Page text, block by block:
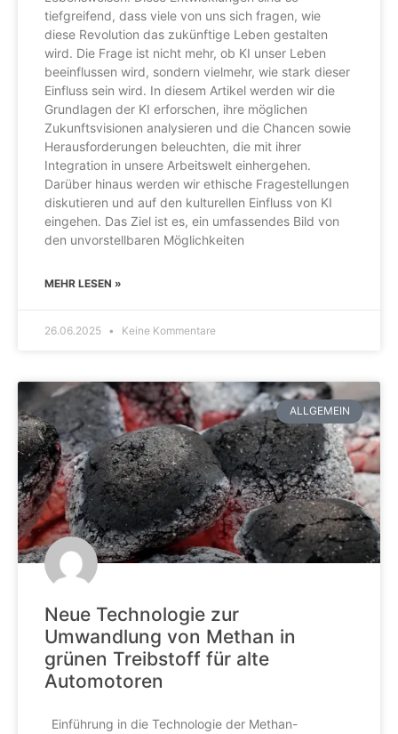
tiefgreifend, dass viele von uns sich fragen, wie
diese Revolution das zukünftige Leben gestalten
wird. Die Frage ist nicht mehr, ob KI unser Leben
beeinflussen wird, sondern vielmehr, wie stark dieser
Einfluss sein wird. In diesem Artikel werden wir die
Grundlagen der KI erforschen, ihre möglichen
Zukunftsvisionen analysieren und die Chancen sowie
Herausforderungen beleuchten, die mit ihrer
Integration in unsere Arbeitswelt einhergehen.
Darüber hinaus werden wir ethische Fragestellungen
diskutieren und auf den kulturellen Einfluss von KI
eingehen. Das Ziel ist es, ein umfassendes Bild von
den unvorstellbaren Möglichkeiten
MEHR LESEN »
26.06.2025 Keine Kommentare
ALLGEMEIN
Neue Technologie zur
Umwandlung von Methan in
grünen Treibstoff für alte
Automotoren
Einführung in die Technologie der Methan-